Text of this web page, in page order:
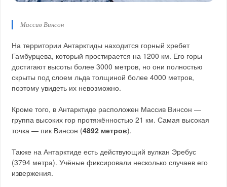
Массив Винсон
На территории Антарктиды находится горный хребет
Гамбурцева, который простирается на 1200 км. Его горы
достигают высоты более 3000 метров, но они полностью
скрыты под слоем льда толщиной более 4000 метров,
поэтому увидеть их невозможно.
Кроме того, в Антарктиде расположен Массив Винсон —
группа высоких гор протяжённостью 21 км. Самая высокая
точка — пик Винсон (4892 метров).
Также на Антарктиде есть действующий вулкан Эребус
(3794 метра). Учёные фиксировали несколько случаев его
извержения.